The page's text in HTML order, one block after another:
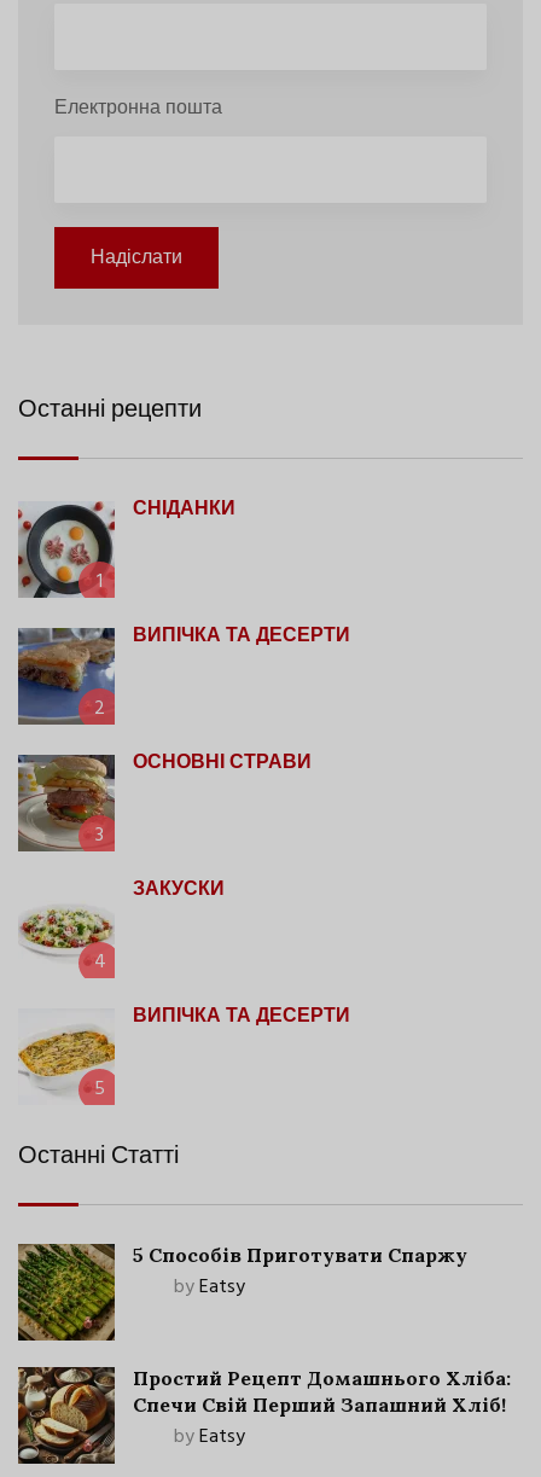
Електронна пошта
Надіслати
Останні рецепти
1
СНІДАНКИ
2
ВИПІЧКА ТА ДЕСЕРТИ
3
ОСНОВНІ СТРАВИ
4
ЗАКУСКИ
5
ВИПІЧКА ТА ДЕСЕРТИ
Останні Статті
5 Способів Приготувати Спаржу
byEatsy
Простий Рецепт Домашнього Хліба:
Спечи Свій Перший Запашний Хліб!
byEatsy